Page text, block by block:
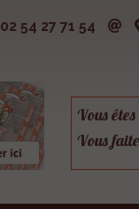
02 54 27 71 54
Vous
Vous